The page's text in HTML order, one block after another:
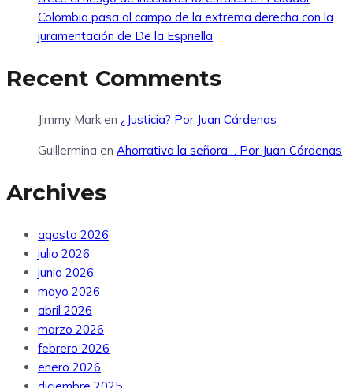
Colombia pasa al campo de la extrema derecha con la
juramentación de De la Espriella
Recent Comments
Jimmy Mark en ¿Justicia? Por Juan Cárdenas
Guillermina en Ahorrativa la señora… Por Juan Cárdenas
Archives
agosto 2026
julio 2026
junio 2026
mayo 2026
abril 2026
marzo 2026
febrero 2026
enero 2026